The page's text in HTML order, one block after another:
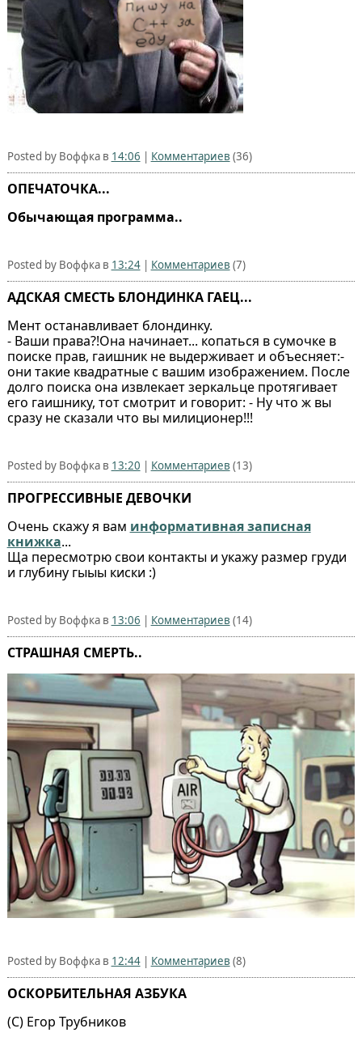
Posted by Воффка в 14:06 | Комментариев (36)
ОПЕЧАТОЧКА...
Обычающая программа..
Posted by Воффка в 13:24| Комментариев (7)
АДСКАЯ СМЕСТЬ БЛОНДИНКА ГАЕЦ...
Мент останавливает блондинку.
- Ваши права?!Она начинает... копаться в сумочке в
поиске прав, гаишник не выдерживает и объесняет:-
они такие квадратные с вашим изображением. После
долго поиска она извлекает зеркальце протягивает
его гаишнику, тот смотрит и говорит: - Ну что ж вы
сразу не сказали что вы милиционер!!!
Posted by Воффка в 13:20 | Комментариев (13)
ПРОГРЕССИВНЫЕ ДЕВОЧКИ
Очень скажу я вам информативная записная
книжка...
Ща пересмотрю свои контакты и укажу размер груди
и глубину гыыы киски :)
Posted by Воффка в 13:06 | Комментариев (14)
СТРАШНАЯ СМЕРТЬ..
Posted by Воффка в 12:44| Комментариев (8)
ОСКОРБИТЕЛЬНАЯ АЗБУКА
(С) Егор Трубников